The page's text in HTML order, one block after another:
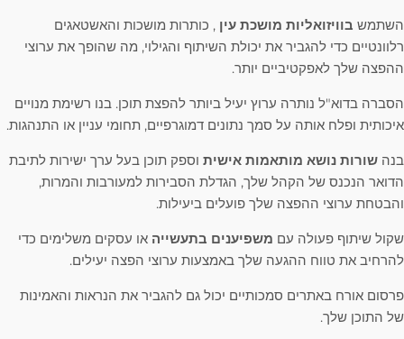
השתמש בוויזואליות מושכת עין , כותרות מושכות והאשטאגים
רלוונטיים כדי להגביר את יכולת השיתוף והגילוי, מה שהופך את ערוצי
ההפצה שלך לאפקטיביים יותר.
הסברה בדוא"ל נותרה ערוץ יעיל ביותר להפצת תוכן. בנו רשימת מנויים
איכותית ופלח אותה על סמך נתונים דמוגרפיים, תחומי עניין או התנהגות.
בנה שורות נושא מותאמות אישית וספק תוכן בעל ערך ישירות לתיבת
הדואר הנכנס של הקהל שלך, הגדלת הסבירות למעורבות והמרות,
והבטחת ערוצי ההפצה שלך פועלים ביעילות.
שקול שיתוף פעולה עם משפיענים בתעשייה או עסקים משלימים כדי
להרחיב את טווח ההגעה שלך באמצעות ערוצי הפצה יעילים.
פרסום אורח באתרים סמכותיים יכול גם להגביר את הנראות והאמינות
של התוכן שלך.